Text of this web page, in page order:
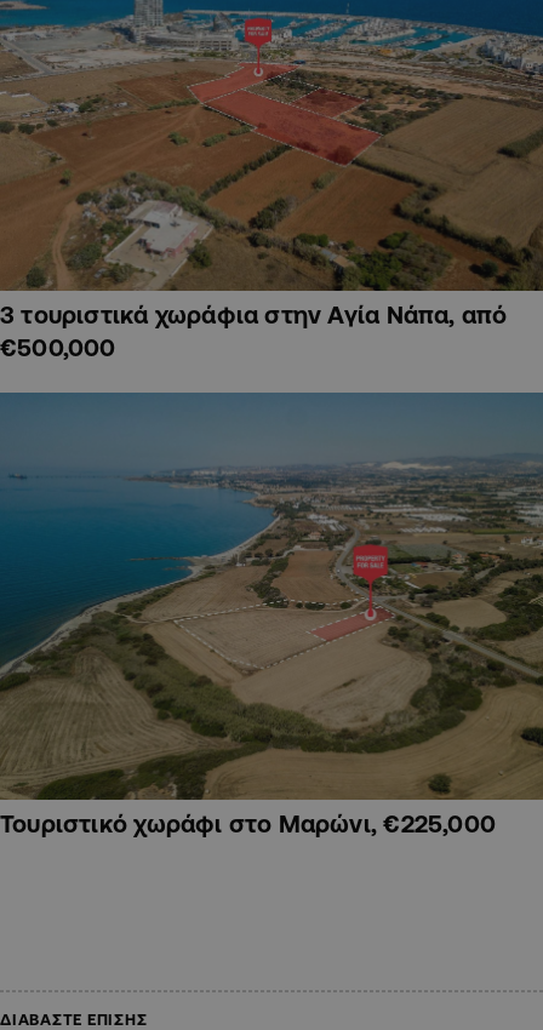
3 τουριστικά χωράφια στην Αγία Νάπα, από
€500,000
Τουριστικό χωράφι στο Μαρώνι, €225,000
ΔΙΑΒΑΣΤΕ ΕΠΙΣΗΣ